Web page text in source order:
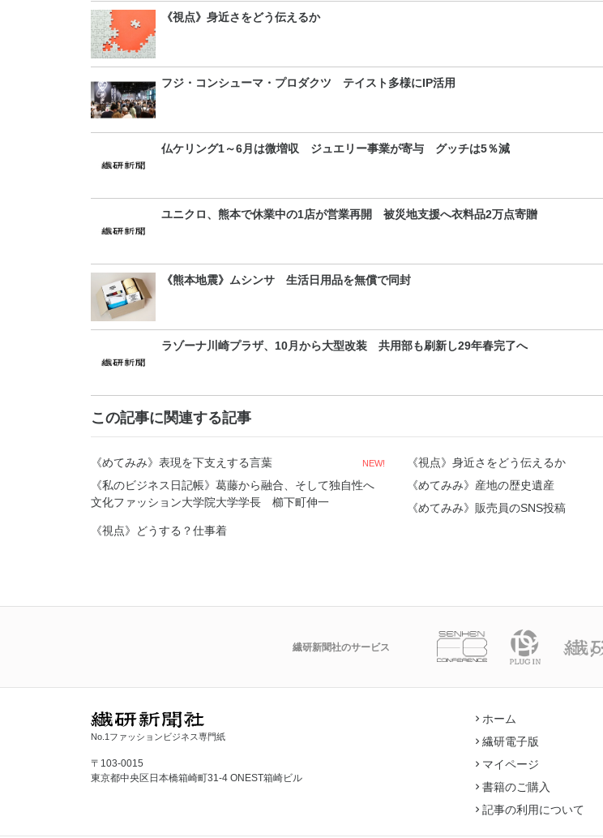
《視点》身近さをどう伝えるか
フジ・コンシューマ・プロダクツ テイスト多様にIP活用
仏ケリング1～6月は微増収 ジュエリー事業が寄与 グッチは5％減
ユニクロ、熊本で休業中の1店が営業再開 被災地支援へ衣料品2万点寄贈
《熊本地震》ムシンサ 生活日用品を無償で同封
ラゾーナ川崎プラザ、10月から大型改装 共用部も刷新し29年春完了へ
この記事に関連する記事
《めてみみ》表現を下支えする言葉 NEW! 《視点》身近さをどう伝えるか
《私のビジネス日記帳》葛藤から融合、そして独自性へ
文化ファッション大学院大学学長 櫛下町伸一
《めてみみ》産地の歴史遺産
《めてみみ》販売員のSNS投稿
《視点》どうする？仕事着
繊研新聞社のサービス
No.1ファッションビジネス専門紙
〒103-0015
東京都中央区日本橋箱崎町31-4 ONEST箱崎ビル
ホーム
繊研電子版
マイページ
書籍のご購入
記事の利用について